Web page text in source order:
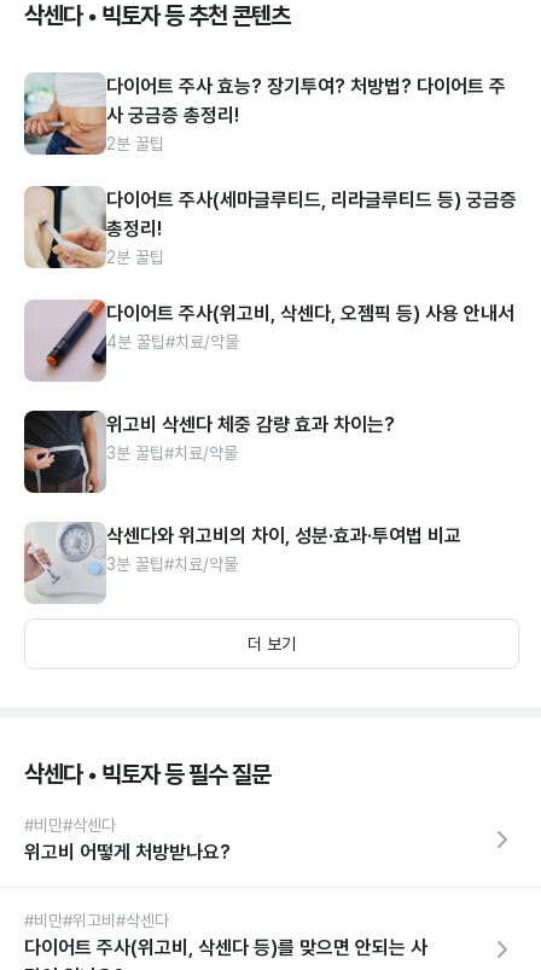
삭센다 • 빅토자 등 추천 콘텐츠
다이어트 주사 효능? 장기투여? 처방법? 다이어트 주
사 궁금증 총정리!
2분 꿀팁
다이어트 주사(세마글루티드, 리라글루티드 등) 궁금증
총정리!
2분 꿀팁
다이어트 주사(위고비, 삭센다, 오젬픽 등) 사용 안내서
4분 꿀팁#치료/약물
위고비 삭센다 체중 감량 효과 차이는?
3분 꿀팁#치료/약물
삭센다와 위고비의 차이, 성분·효과·투여법 비교
3분 꿀팁#치료/약물
더 보기
삭센다 • 빅토자 등 필수 질문
#비만#삭센다
위고비 어떻게 처방받나요?
#비만#위고비 #삭센다
다이어트 주사(위고비, 삭센다 등)를 맞으면 안되는 사